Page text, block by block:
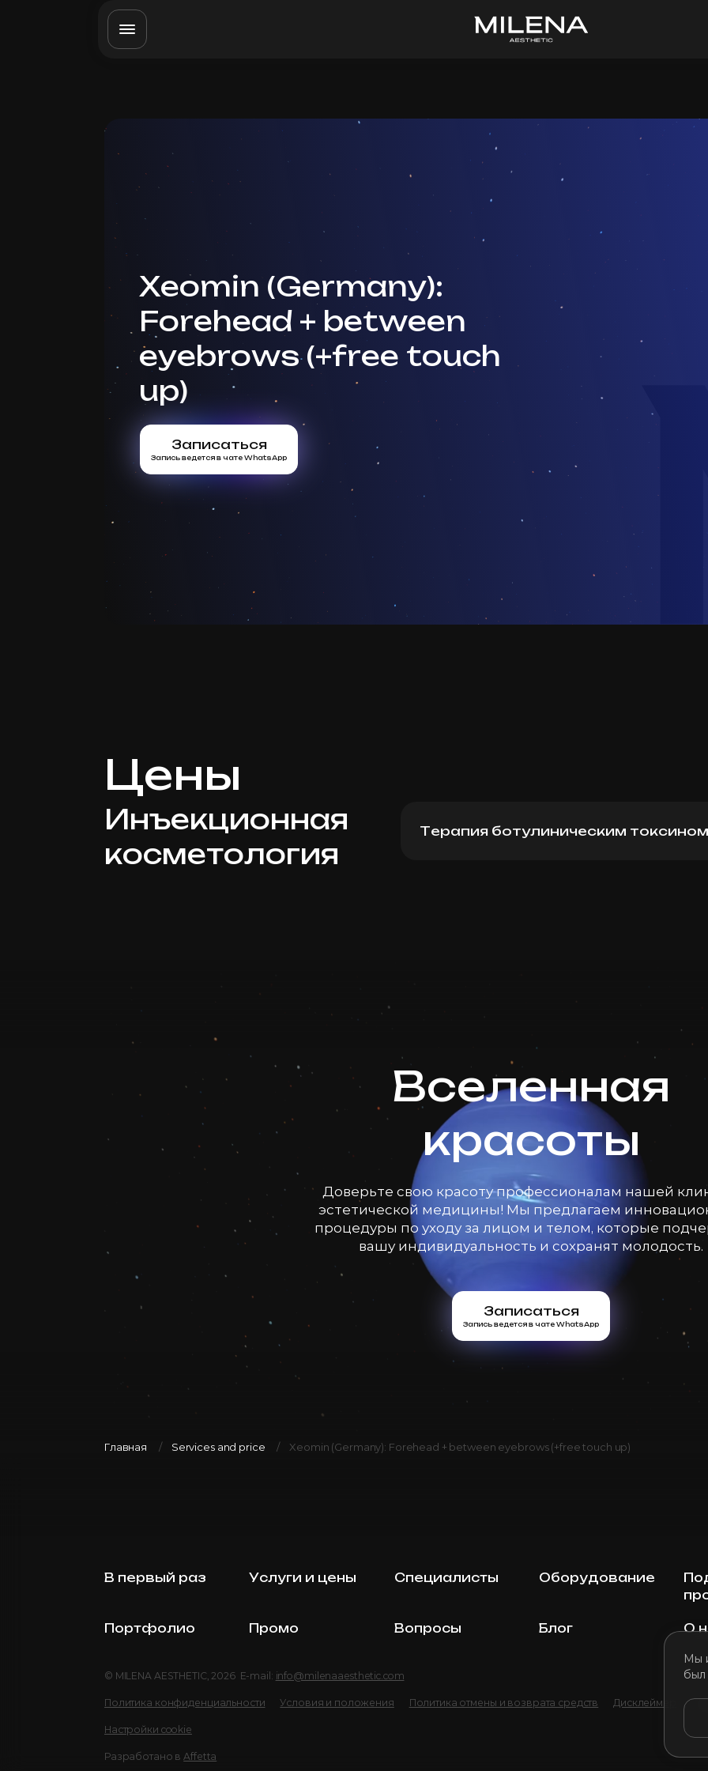
Мы
был
Xeomin (Germany):
Forehead + between
eyebrows (+free touch
up)
Записаться
Запись ведется в чате WhatsApp
Цены
Инъекционная
косметология
Терапия ботулиническим токсином
Вселенная
красоты
Доверьте свою красоту профессионалам нашей
эстетической медицины! Мы предлагаем
процедуры по уходу за лицом и телом, которые
вашу индивидуальность и сохранят молодость.
Записаться
Запись ведется в чате WhatsApp
Главная Services and price Xeomin (Germany): Forehead + between eyebrows (+free touch up)
В первый раз Услуги и цены Специалисты Оборудование
Портфолио Промо Вопросы Блог О
© MILENA AESTHETIC, 2026 E-mail: info@milenaaesthetic.com
Политика конфиденциальности Условия и положения Политика отмены и возврата средств Дисклеймер
Настройки cookie
Разработано в Affetta